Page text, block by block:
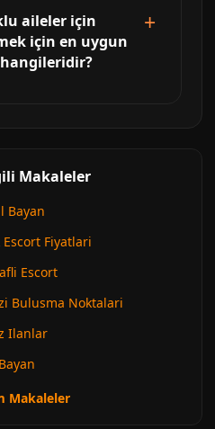
aileler için
için en uygun
Makaleler
Bayan
Fiyatlari
Escort
Bulusma Noktalari
Ilanlar
Makaleler